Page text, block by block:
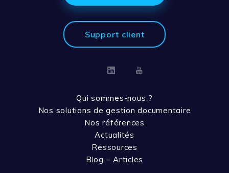
Support client
LinkedinYoutube
Qui sommes-nous ?
Nos solutions de gestion documentaire
Nos références
Actualités
Ressources
Blog – Articles